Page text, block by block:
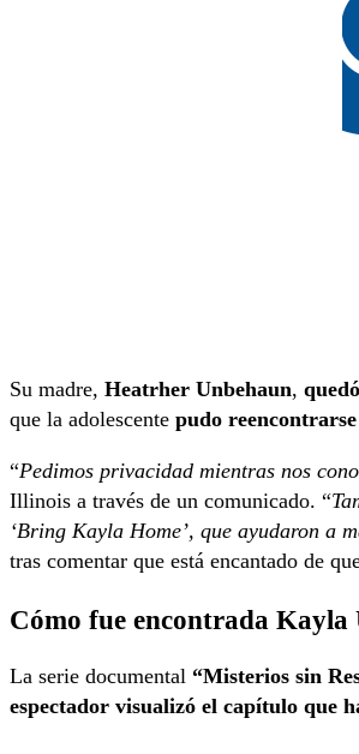
Su madre, Heatrher Unbehaun,
que la adolescente pudo
“Pedimos privacidad mientras nos
Illinois a través de un comunicado. “
‘Bring Kayla Home’, que ayudaron a
tras comentar que está encantado de
Cómo fue encontrada Kayla
La serie documental “Misterios sin
espectador visualizó el capítulo que